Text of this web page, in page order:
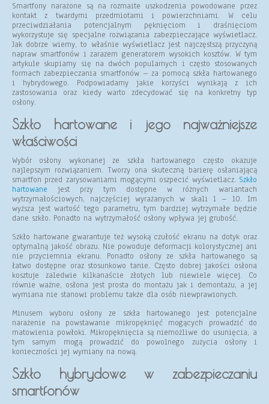
Smartfony narażone są na rozmaite uszkodzenia powodowane przez
kontakt z twardymi przedmiotami i powierzchniami. W celu
przeciwdziałania potencjalnym pęknięciom i draśnięciom
wykorzystuje się specjalne rozwiązania zabezpieczające wyświetlacz.
Jak dobrze wiemy, to właśnie wyświetlacz jest najczęstszą przyczyną
napraw smartfonów i zarazem generatorem wysokich kosztów. W tym
artykule skupiamy się na dwóch popularnych i często stosowanych
formach zabezpieczania smartfonów – za pomocą szkła hartowanego
i hybrydowego. Podpowiadamy jakie korzyści wynikają z ich
zastosowania oraz kiedy warto zdecydować się na konkretny typ
osłony.
Szkło hartowane i jego najważniejsze
właściwości
Wybór osłony wykonanej ze szkła hartowanego często okazuje
najlepszym rozwiązaniem. Tworzy ona skuteczną barierę osłaniającą
smartfon przed zarysowaniami mogącymi oszpecić wyświetlacz. Szkło
hartowane jest przy tym dostępne w różnych wariantach
wytrzymałościowych, najczęściej wyrażanych w skali 1 – 10. Im
wyższa jest wartość tego parametru, tym bardziej wytrzymałe będzie
dane szkło. Ponadto na wytrzymałość osłony wpływa jej grubość.
Szkło hartowane gwarantuje też wysoką czułość ekranu na dotyk oraz
optymalną jakość obrazu. Nie powoduje deformacji kolorystycznej ani
nie przyciemnia ekranu. Ponadto osłony ze szkła hartowanego są
łatwo dostępne oraz stosunkowo tanie. Często dobrej jakości osłona
kosztuje zaledwie kilkanaście złotych lub niewiele więcej. Co
równie ważne, osłona jest prosta do montażu jak i demontażu, a jej
wymiana nie stanowi problemu także dla osób niewprawionych.
Minusem wyboru osłony ze szkła hartowanego jest potencjalne
narażenie na powstawanie mikropęknięć mogących prowadzić do
matowienia powłoki. Mikropęknięcia są niemożliwe do usunięcia, a
tym samym mogą prowadzić do powolnego zużycia osłony i
konieczności jej wymiany na nową.
Szkło hybrydowe w zabezpieczaniu
smartfonów